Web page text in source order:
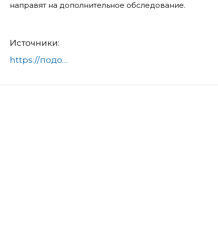
направят на дополнительное обследование.
Источники:
https://подольск-администрация.рф/zhitelej-podolska-priglashayut-na-dispanserizatsiyu-30-marta/